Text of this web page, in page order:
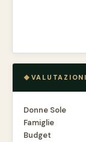
Donne Sole
Famiglie
Budget